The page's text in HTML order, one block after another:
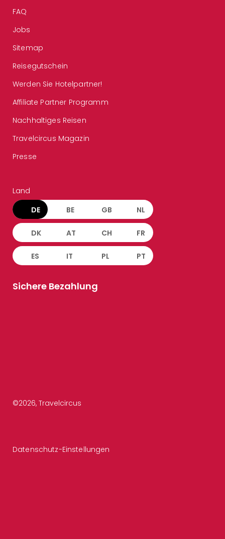
FAQ
Jobs
Sitemap
Reisegutschein
Werden Sie Hotelpartner!
Affiliate Partner Programm
Nachhaltiges Reisen
Travelcircus Magazin
Presse
Land
DE BE GB NL
DK AT CH FR
ES IT PL PT
Sichere Bezahlung
©2026, Travelcircus
Datenschutz-Einstellungen